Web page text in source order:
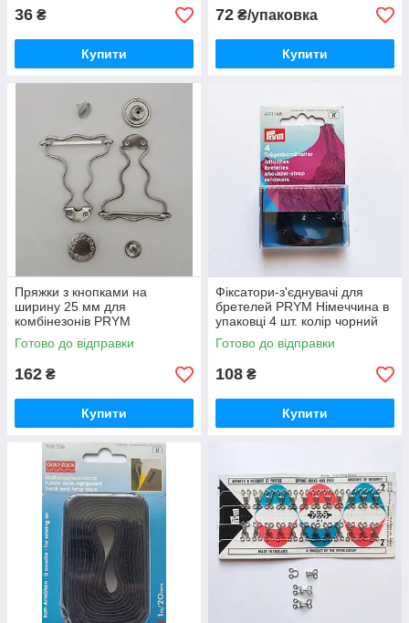
36 ₴
Купити
72 ₴/упаковка
Купити
Пряжки з кнопками на
ширину 25 мм для
комбінезонів PRYM
Німеччина
Готово до відправки
162 ₴
Купити
Фіксатори-з'єднувачі для
бретелей PRYM Німеччина в
упаковці 4 шт. колір чорний
застібка кнопка
Готово до відправки
108 ₴
Купити